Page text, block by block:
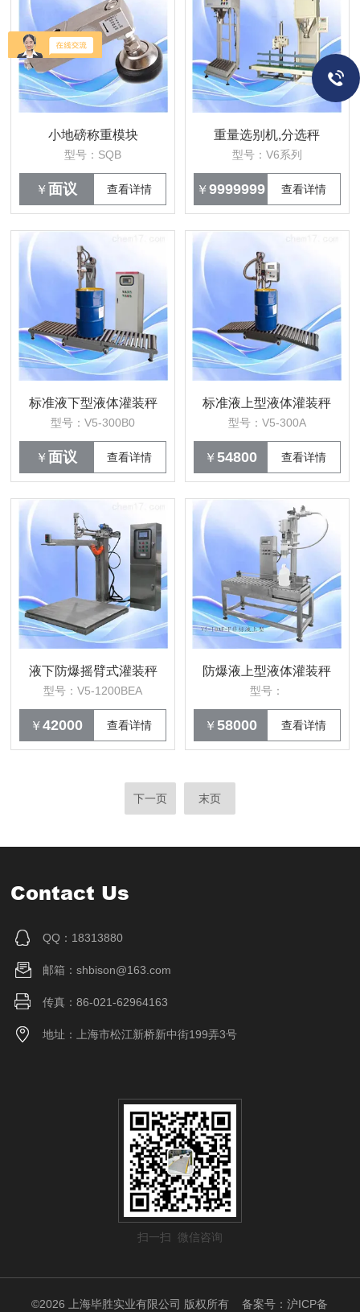
小地磅称重模块
型号：SQB
￥ 面议 查看详情
重量选别机,分选秤
型号：V6系列
￥9999999 查看详情
标准液下型液体灌装秤
型号：V5-300B0
￥ 面议 查看详情
标准液上型液体灌装秤
型号：V5-300A
￥54800 查看详情
液下防爆摇臂式灌装秤
型号：V5-1200BEA
￥42000 查看详情
防爆液上型液体灌装秤
型号：
￥58000 查看详情
下一页 末页
Contact Us
QQ：18313880
邮箱：shbison@163.com
传真：86-021-62964163
地址：上海市松江新桥新中街199弄3号
扫一扫 微信咨询
©2026 上海毕胜实业有限公司 版权所有备案号：沪ICP备